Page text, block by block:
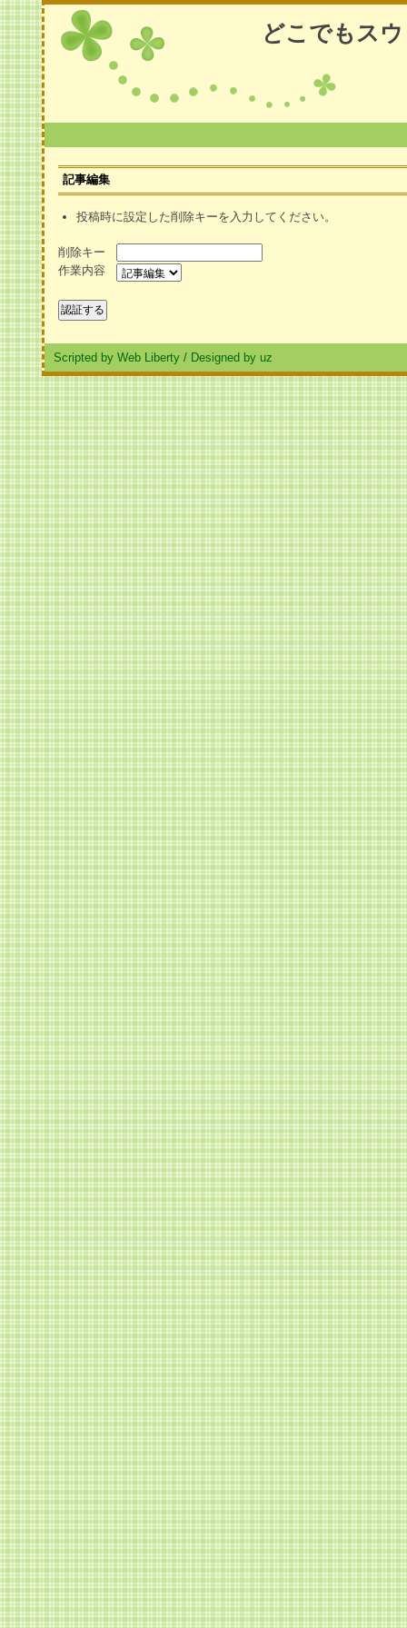
どこでもス
記事編集
投稿時に設定した削除キーを入力してください。
削除キー
作業内容
Scripted by Web Liberty / Designed by uz